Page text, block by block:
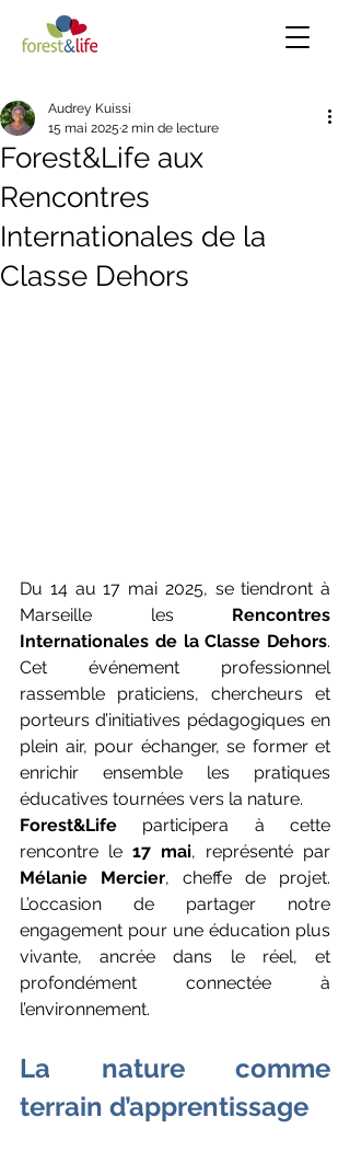
Forest&Life aux
Rencontres
Internationales de la
Classe Dehors
Audrey Kuissi
15 mai 2025 2 min de lecture
Du 14 au 17 mai 2025, se tiendront à
Marseille les Rencontres
Internationales de la Classe Dehors.
Cet événement professionnel
rassemble praticiens, chercheurs et
porteurs d’initiatives pédagogiques en
plein air, pour échanger, se former et
enrichir ensemble les pratiques
éducatives tournées vers la nature.
Forest&Life participera à cette
rencontre le 17 mai
Mélanie Mercier, cheffe de projet.
L’occasion de partager notre
engagement pour une éducation plus
vivante, ancrée dans le réel, et
profondément connectée à
l’environnement.
La nature comme
terrain d’apprentissage